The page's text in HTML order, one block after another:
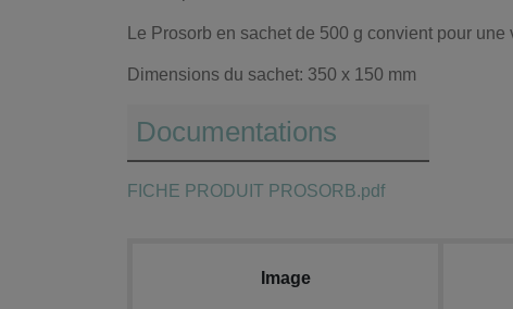
Le Prosorb en sachet de 500 g convient pour une
Dimensions du sachet: 350 x 150 mm
Documentations
FICHE PRODUIT PROSORB.pdf
Image